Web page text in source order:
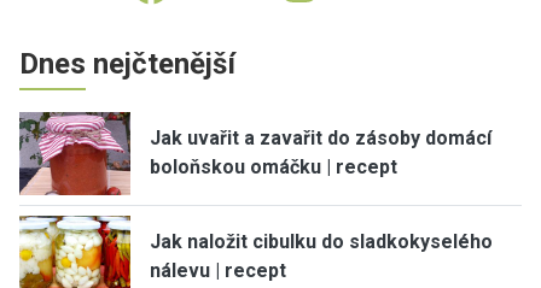
Dnes nejčtenější
Jak uvařit a zavařit do zásoby domácí
boloňskou omáčku | recept
Jak naložit cibulku do sladkokyselého
nálevu | recept